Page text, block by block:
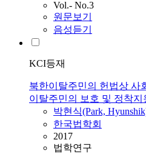
Vol.- No.3
원문보기
음성듣기
KCI등재
북한이탈주민의 헌법상 사
이탈주민의 보호 및 정착지
박현식(Park,
한국법학회
2017
법학연구